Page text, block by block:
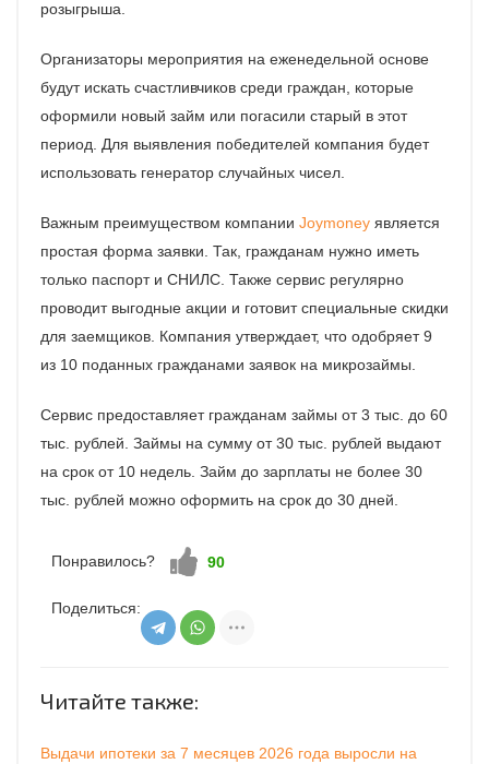
розыгрыша.
Организаторы мероприятия на еженедельной основе
будут искать счастливчиков среди граждан, которые
оформили новый займ или погасили старый в этот
период. Для выявления победителей компания будет
использовать генератор случайных чисел.
Важным преимуществом компании Joymoney является
простая форма заявки. Так, гражданам нужно иметь
только паспорт и СНИЛС. Также сервис регулярно
проводит выгодные акции и готовит специальные скидки
для заемщиков. Компания утверждает, что одобряет 9
из 10 поданных гражданами заявок на микрозаймы.
Сервис предоставляет гражданам займы от 3 тыс. до 60
тыс. рублей. Займы на сумму от 30 тыс. рублей выдают
на срок от 10 недель. Займ до зарплаты не более 30
тыс. рублей можно оформить на срок до 30 дней.
Понравилось? Нравится!
90
Поделиться:
Читайте также:
Выдачи ипотеки за 7 месяцев 2026 года выросли на